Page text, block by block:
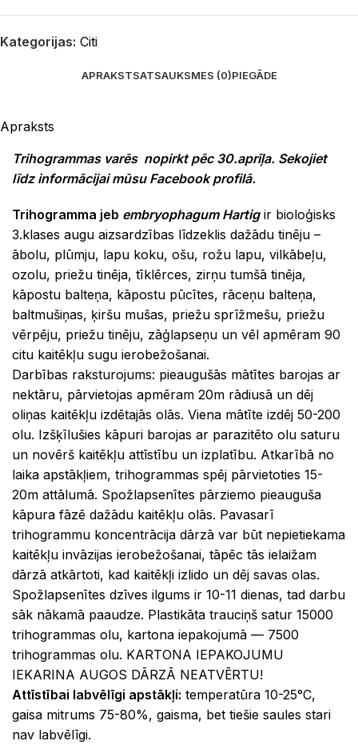
Kategorijas: Citi
APRAKSTSATSAUKSMES (0)PIEGĀDE
Apraksts
Trihogrammas varēs nopirkt pēc 30.aprīļa. Sekojiet
līdz informācijai mūsu Facebook profilā.
Trihogramma jeb embryophagum Hartigir bioloģisks
3.klases augu aizsardzības līdzeklis dažādu tinēju –
ābolu, plūmju, lapu koku, ošu, rožu lapu, vilkābeļu,
ozolu, priežu tinēja, tīklērces, zirņu tumšā tinēja,
kāpostu balteņa, kāpostu pūcītes, rāceņu balteņa,
baltmušiņas, ķiršu mušas, priežu sprīžmešu, priežu
vērpēju, priežu tinēju, zāģlapseņu un vēl apmēram 90
citu kaitēkļu sugu ierobežošanai.
Darbības raksturojums: pieaugušās mātītes barojas ar
nektāru, pārvietojas apmēram 20m rādiusā un dēj
oliņas kaitēkļu izdētajās olās. Viena mātīte izdēj 50-200
olu. Izšķīlušies kāpuri barojas ar parazitēto olu saturu
un novērš kaitēkļu attīstību un izplatību. Atkarībā no
laika apstākļiem, trihogrammas spēj pārvietoties 15-
20m attālumā. Spožlapsenītes pārziemo pieauguša
kāpura fāzē dažādu kaitēkļu olās. Pavasarī
trihogrammu koncentrācija dārzā var būt nepietiekama
kaitēkļu invāzijas ierobežošanai, tāpēc tās ielaižam
dārzā atkārtoti, kad kaitēkļi izlido un dēj savas olas.
Spožlapsenītes dzīves ilgums ir 10-11 dienas, tad darbu
sāk nākamā paaudze. Plastikāta trauciņš satur 15000
trihogrammas olu, kartona iepakojumā — 7500
trihogrammas olu. KARTONA IEPAKOJUMU
IEKARINA AUGOS DĀRZĀ NEATVĒRTU!
Attīstībai labvēlīgi apstākļi: temperatūra 10-25°C,
gaisa mitrums 75-80%, gaisma, bet tiešie saules stari
nav labvēlīgi.